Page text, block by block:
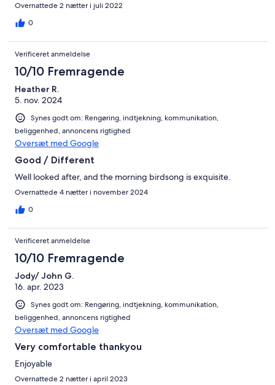
Overnattede 2 nætter i juli 2022
0
Verificeret anmeldelse
10/10 Fremragende
Heather R.
5. nov. 2024
Synes godt om: Rengøring, indtjekning, kommunikation,
beliggenhed, annoncens rigtighed
Oversæt med Google
Good / Different
Well looked after, and the morning birdsong is exquisite.
Overnattede 4 nætter i november 2024
0
Verificeret anmeldelse
10/10 Fremragende
Jody/ John G.
16. apr. 2023
Synes godt om: Rengøring, indtjekning, kommunikation,
beliggenhed, annoncens rigtighed
Oversæt med Google
Very comfortable thankyou
Enjoyable
Overnattede 2 nætter i april 2023